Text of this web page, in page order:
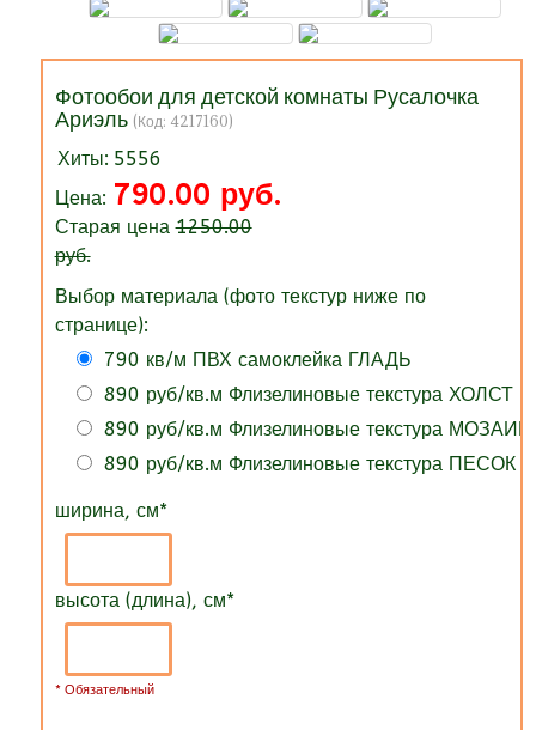
Фотообои для детской комнаты Русалочка
Ариэль (Код: 4217160)
Хиты: 5556
Цена: 790.00 руб.
Старая цена1250.00
руб.
Выбор материала (фото текстур ниже по
странице):
790 кв/м ПВХ самоклейка ГЛАДЬ
890 руб/кв.м Флизелиновые текстура ХОЛСТ
890 руб/кв.м Флизелиновые текстура
890 руб/кв.м Флизелиновые текстура ПЕСОК
ширина, см*
высота (длина), см*
* Обязательный